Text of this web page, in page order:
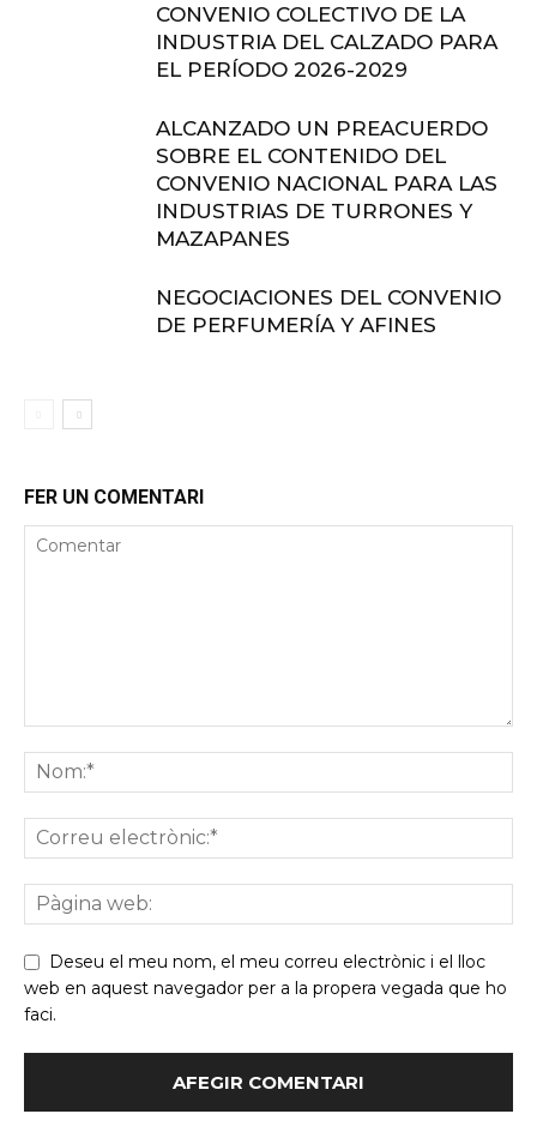
CONVENIO COLECTIVO DE LA
INDUSTRIA DEL CALZADO PARA
EL PERÍODO 2026-2029
ALCANZADO UN PREACUERDO
SOBRE EL CONTENIDO DEL
CONVENIO NACIONAL PARA LAS
INDUSTRIAS DE TURRONES Y
MAZAPANES
NEGOCIACIONES DEL CONVENIO
DE PERFUMERÍA Y AFINES
FER UN COMENTARI
Deseu el meu nom, el meu correu electrònic i el lloc
web en aquest navegador per a la propera vegada que ho
faci.